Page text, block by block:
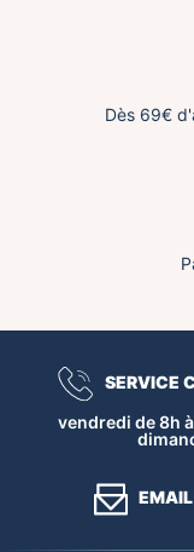
Dès 69€
SERVICE
vendredi de 8h